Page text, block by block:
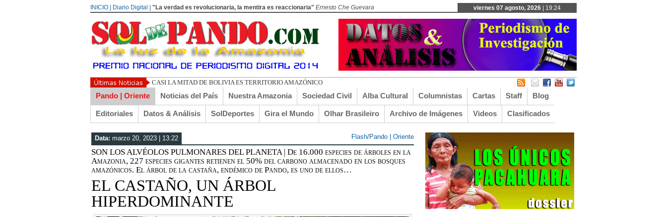
INICIO | Diario Digital | "La verdad es revolucionaria, la mentira es reaccionaria" Ernesto Che Guevara viernes 07 agosto, 2026 | 19:24
UN LIBERTARIO LLAMADO EL TURI TO
Pando | Oriente Noticias del País Nuestra Amazonia Sociedad Civil Alba Cultural Columnistas Cartas Staff Blog
Editoriales Datos & Análisis SolDeportes Gira el Mundo Olhar Brasileiro Archivo de Imágenes Videos Clasificados
Data: marzo 20, 2023 | 13:22 Flash/Pando | Oriente
SON LOS ALVÉOLOS PULMONARES DEL PLANETA | De 16.000 especies de árboles en la
Amazonia, 227 especies gigantes retienen el 50% del carbono almacenado en los bosques
amazónicos. El árbol de la castaña, endémico de Pando, es uno de ellos…
EL CASTAÑO, UN ÁRBOL
HIPERDOMINANTE